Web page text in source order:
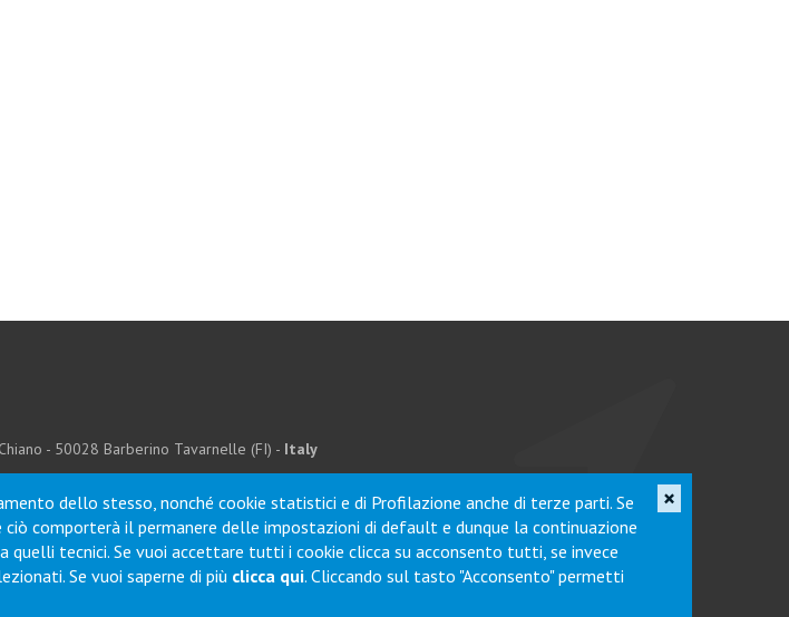
- 50028 Barberino Tavarnelle (FI) - Italy
dello stesso, nonché cookie statistici e di Profilazione anche di terze parti. Se
comporterà il permanere delle impostazioni di default e dunque la continuazione
tecnici. Se vuoi accettare tutti i cookie clicca su acconsento tutti, se invece
Se vuoi saperne di più clicca qui. Cliccando sul tasto "Acconsento" permetti
×